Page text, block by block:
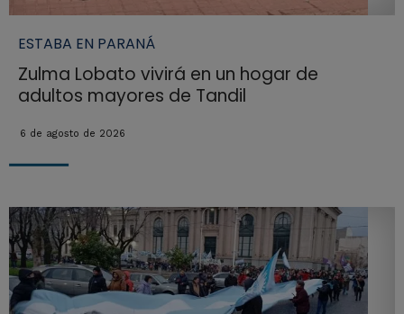
ESTABA EN PARANÁ
Zulma Lobato vivirá en un hogar de
adultos mayores de Tandil
6 de agosto de 2026